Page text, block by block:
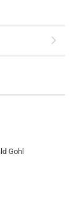
Gohl